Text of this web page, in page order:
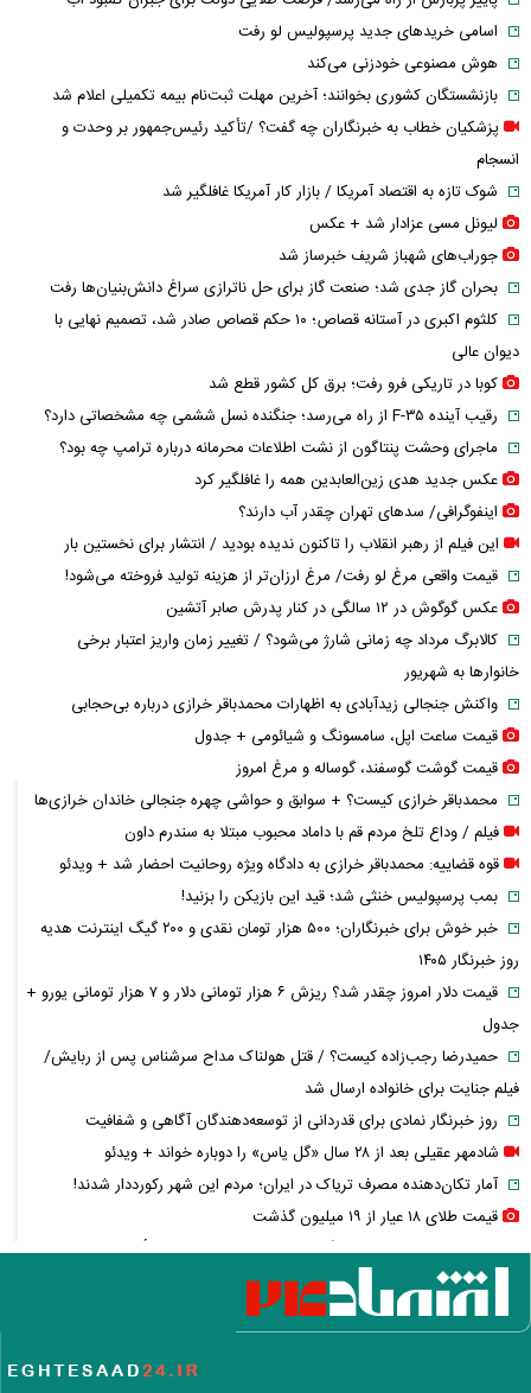
اسامی خریدهای جدید پرسپولیس لو رفت
هوش مصنوعی خودزنی می‌کند
بازنشستگان کشوری بخوانند؛ آخرین مهلت ثبت‌نام بیمه تکمیلی اعلام شد
پزشکیان خطاب به خبرنگاران چه گفت؟ /تأکید رئیس‌جمهور بر وحدت و
انسجام
شوک تازه به اقتصاد آمریکا / بازار کار آمریکا غافلگیر شد
لیونل مسی عزادار شد + عکس
جوراب‌های شهباز شریف خبرساز شد
بحران گاز جدی شد؛ صنعت گاز برای حل ناترازی سراغ دانش‌بنیان‌ها رفت
کلثوم اکبری در آستانه قصاص؛ ۱۰ حکم قصاص صادر شد، تصمیم نهایی با
دیوان عالی
کوبا در تاریکی فرو رفت؛ برق کل کشور قطع شد
رقیب آینده F-۳۵ از راه می‌رسد؛ جنگنده نسل ششمی چه مشخصاتی دارد؟
ماجرای وحشت پنتاگون از نشت اطلاعات محرمانه درباره ترامپ چه بود؟
عکس جدید هدی زین‌العابدین همه را غافلگیر کرد
اینفوگرافی/ سدهای تهران چقدر آب دارند؟
این فیلم از رهبر انقلاب را تاکنون ندیده بودید / انتشار برای نخستین بار
قیمت واقعی مرغ لو رفت/ مرغ ارزان‌تر از هزینه تولید فروخته می‌شود!
عکس گوگوش در ۱۲ سالگی در کنار پدرش صابر آتشین
کالابرگ مرداد چه زمانی شارژ می‌شود؟ / تغییر زمان واریز اعتبار برخی
خانوارها به شهریور
واکنش جنجالی زیدآبادی به اظهارات محمدباقر خرازی درباره بی‌حجابی
قیمت ساعت اپل، سامسونگ و شیائومی + جدول
قیمت گوشت گوسفند، گوساله و مرغ امروز
محمدباقر خرازی کیست؟ + سوابق و حواشی چهره جنجالی خاندان خرازی‌ها
فیلم / وداع تلخ مردم قم با داماد محبوب مبتلا به سندرم داون
قوه قضاییه: محمدباقر خرازی به دادگاه ویژه روحانیت احضار شد + ویدئو
بمب پرسپولیس خنثی شد؛ قید این بازیکن را بزنید!
خبر خوش برای خبرنگاران؛ ۵۰۰ هزار تومان نقدی و ۲۰۰ گیگ اینترنت هدیه
روز خبرنگار ۱۴۰۵
قیمت دلار امروز چقدر شد؟ ریزش ۶ هزار تومانی دلار و ۷ هزار تومانی یورو +
جدول
حمیدرضا رجب‌زاده کیست؟ / قتل هولناک مداح سرشناس پس از ربایش/
فیلم جنایت برای خانواده ارسال شد
روز خبرنگار نمادی برای قدردانی از توسعه‌دهندگان آگاهی و شفافیت
شادمهر عقیلی بعد از ۲۸ سال «گل یاس» را دوباره خواند + ویدئو
آمار تکان‌دهنده مصرف تریاک در ایران؛ مردم این شهر رکورددار شدند!
قیمت طلای ۱۸ عیار از ۱۹ میلیون گذشت
مابه‌التفاوت حقوق بازنشستگان چه زمانی واریز می‌شود؟ تأمین اجتماعی
تکلیف را روشن کرد
آخرین خبر از ترمیم دستمزد کارگران؛ مذاکرات افزایش حقوق چه زمانی آغاز
واردات خودرو گران‌تر شد/ جهش گواهی اسقاط و محدودیت جدید در مناطق